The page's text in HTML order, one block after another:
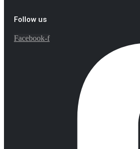
Follow us
Facebook-f